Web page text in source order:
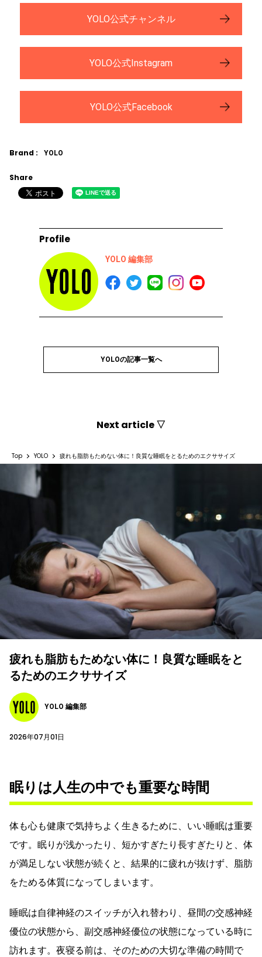
YOLO公式チャンネル
YOLO公式Instagram
YOLO公式Facebook
Brand : YOLO
Share
Profile
YOLO 編集部
YOLOの記事一覧へ
Next article ▽
Top YOLO 疲れも脂肪もためない体に！良質な睡眠をとるためのエクササイズ
疲れも脂肪もためない体に！良質な睡眠をと
るためのエクササイズ
YOLO 編集部
2026年07月01日
眠りは人生の中でも重要な時間
体も心も健康で気持ちよく生きるために、いい睡眠は重要
です。眠りが浅かったり、短かすぎたり長すぎたりと、体
が満足しない状態が続くと、結果的に疲れが抜けず、脂肪
をためる体質になってしまいます。
睡眠は自律神経のスイッチが入れ替わり、昼間の交感神経
優位の状態から、副交感神経優位の状態になっている時に
訪れます。夜寝る前は、そのための大切な準備の時間で